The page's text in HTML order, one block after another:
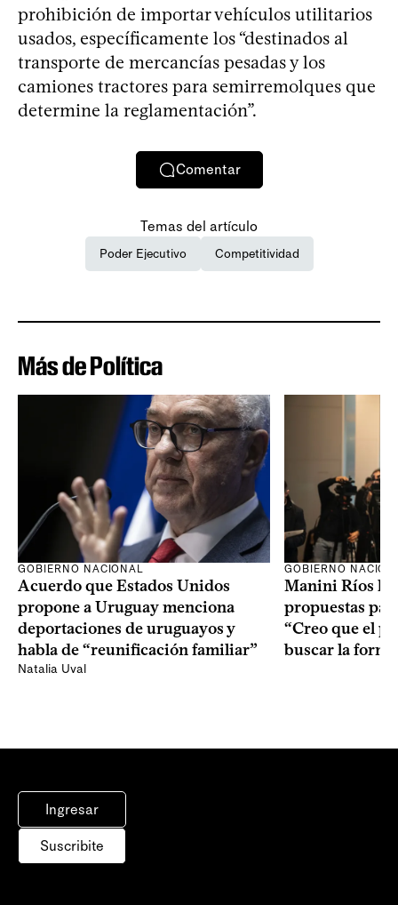
prohibición de importar vehículos utilitarios
usados, específicamente los “destinados al
transporte de mercancías pesadas y los
camiones tractores para semirremolques que
determine la reglamentación”.
Comentar
Temas del artículo
Poder Ejecutivo Competitividad
Más de Política
GOBIERNO NACIONAL
Acuerdo que Estados Unidos
propone a Uruguay menciona
deportaciones de uruguayos y
habla de “reunificación familiar”
Natalia Uval
GOBIERNO
Manini Ríos le
propuestas
“Creo que el
buscar la
Ingresar
Suscribite